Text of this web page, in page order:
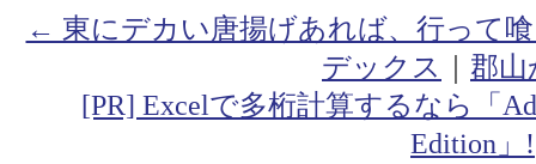
← 東にデカい唐揚げあれば、行って
デックス
郡
[PR] Excelで多桁計算するなら「
Edition」!